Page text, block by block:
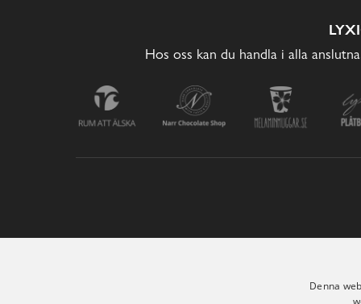
Hos oss kan du handla i alla
Denna